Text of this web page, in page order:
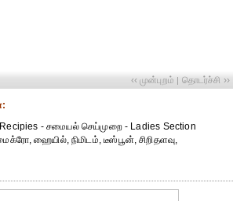
‹‹ முன்புறம் | தொடர்ச்சி ››
Recipies - சமையல் செய்முறை - Ladies Section
ஹையில், நிமிடம், டீஸ்பூன், சிறிதளவு,